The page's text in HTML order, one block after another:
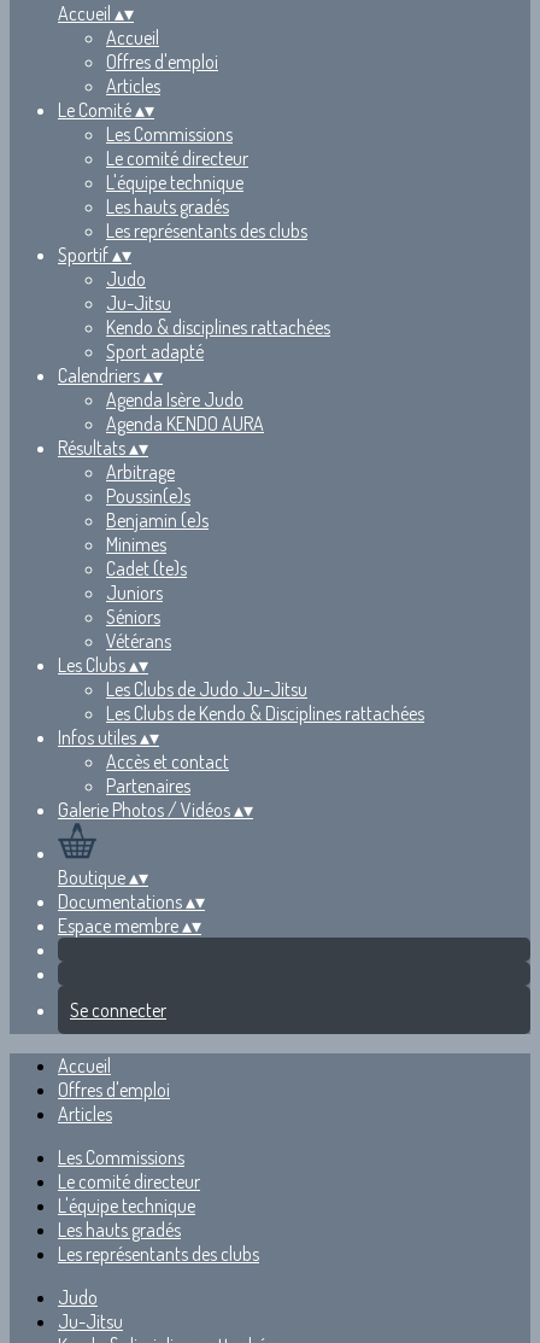
Accueil ▴▾
Accueil
Offres d'emploi
Articles
Le Comité▴▾
Les Commissions
Le comité directeur
L'équipe technique
Les hauts gradés
Les représentants des clubs
Sportif▴▾
Judo
Ju-Jitsu
Kendo & disciplines rattachées
Sport adapté
Calendriers▴▾
Agenda Isère Judo
Agenda KENDO AURA
Résultats▴▾
Arbitrage
Poussin(e)s
Benjamin (e)s
Minimes
Cadet (te)s
Juniors
Séniors
Vétérans
Les Clubs▴▾
Les Clubs de Judo Ju-Jitsu
Les Clubs de Kendo & Disciplines rattachées
Infos utiles▴▾
Accès et contact
Partenaires
Galerie Photos / Vidéos▴▾
Boutique▴▾
Documentations▴▾
Espace membre▴▾
Se connecter
Accueil
Offres d'emploi
Articles
Les Commissions
Le comité directeur
L'équipe technique
Les hauts gradés
Les représentants des clubs
Judo
Ju-Jitsu